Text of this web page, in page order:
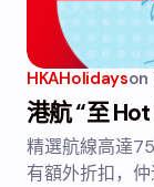
HKAHolidayson
港航 “至
精選航線高達
有額外折扣，